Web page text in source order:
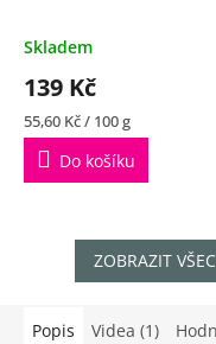
Průměrné
hodnocení
produktu
4,9
Skladem
139 Kč
Měrná
cena:
55,60 Kč / 100 g
Do košíku
ZOBRAZIT
Popis Videa (1)